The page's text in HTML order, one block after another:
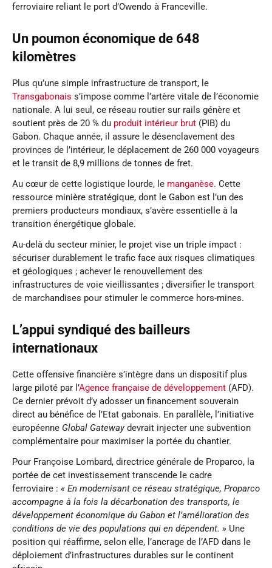
ferroviaire reliant le port d’Owendo à Franceville.
Un poumon économique de 648
kilomètres
Plus qu’une simple infrastructure de transport, le
Transgabonais s’impose comme l’artère vitale de l’économie
nationale. A lui seul, ce réseau routier sur rails génère et
soutient près de 20 % du produit intérieur brut (PIB) du
Gabon. Chaque année, il assure le désenclavement des
provinces de l’intérieur, le déplacement de 260 000 voyageurs
et le transit de 8,9 millions de tonnes de fret.
Au cœur de cette logistique lourde, le manganèse. Cette
ressource minière stratégique, dont le Gabon est l’un des
premiers producteurs mondiaux, s’avère essentielle à la
transition énergétique globale.
Au-delà du secteur minier, le projet vise un triple impact :
sécuriser durablement le trafic face aux risques climatiques
et géologiques ; achever le renouvellement des
infrastructures de voie vieillissantes ; diversifier le transport
de marchandises pour stimuler le commerce hors-mines.
L’appui syndiqué des bailleurs
internationaux
Cette offensive financière s’intègre dans un dispositif plus
large piloté par l’Agence française de développement (AFD).
Ce dernier prévoit d’y adosser un financement souverain
direct au bénéfice de l’Etat gabonais. En parallèle, l’initiative
européenne Global Gatewaydevrait injecter une subvention
complémentaire pour maximiser la portée du chantier.
Pour Françoise Lombard, directrice générale de Proparco, la
portée de cet investissement transcende le cadre
ferroviaire : « En modernisant ce réseau stratégique, Proparco
accompagne à la fois la décarbonation des transports, le
développement économique du Gabon et l’amélioration des
conditions de vie des populations qui en dépendent. » Une
position qui réaffirme, selon elle, l’ancrage de l’AFD dans le
déploiement d’infrastructures durables sur le continent